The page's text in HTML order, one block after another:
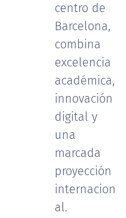
centro de
Barcelona,
combina
excelencia
académica,
innovación
digital y
una
marcada
proyección
internacion
al.